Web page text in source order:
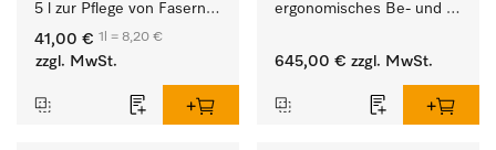
5 l zur Pflege von Fasern
für eine langfristige
Geschmeidigkeit der
41,00 € 1l = 8,20 €
zzgl. MwSt.
ergonomisches Be- und
Waschmaschine und
645,00 € zzgl. MwSt.